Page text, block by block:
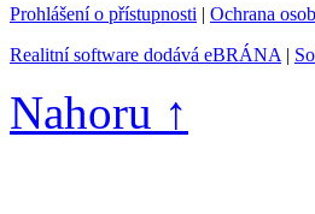
Prohlášení o přístupnosti | Ochrana
Realitní software dodává eBRÁNA |
Nahoru ↑